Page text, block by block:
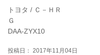
トヨタ / Ｃ－ＨＲ
Ｇ
DAA-ZYX10
投稿日： 2017年11月04日